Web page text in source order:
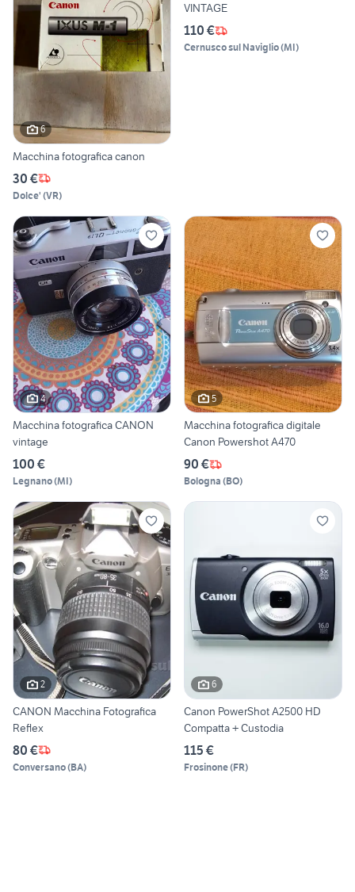
6
Macchina fotografica canon
30 €
Dolce' (VR)
VINTAGE
110 €
Cernusco sul Naviglio(MI)
4
Macchina fotografica CANON
vintage
100 €
Legnano(MI)
5
Macchina fotografica digitale
Canon Powershot A470
90 €
Bologna (BO)
2
CANON Macchina Fotografica
Reflex
80 €
Conversano(BA)
6
Canon PowerShot A2500 HD
Compatta + Custodia
115 €
Frosinone(FR)